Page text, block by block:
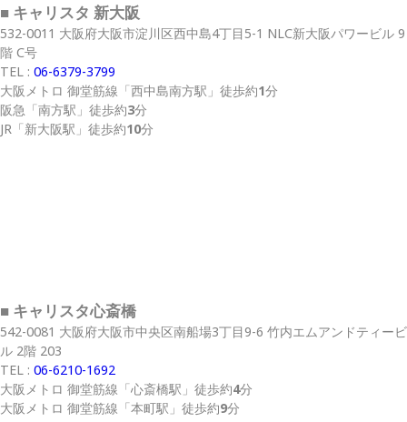
■ キャリスタ 新大阪
532-0011 大阪府大阪市淀川区西中島4丁目5-1 NLC新大阪パワービル 9
階 C号
TEL : 06-6379-3799
大阪メトロ 御堂筋線 「西中島南方駅」 徒歩約1分
阪急 「南方駅」 徒歩約3分
JR 「新大阪駅」 徒歩約10分
■ キャリスタ心斎橋
542-0081 大阪府大阪市中央区南船場3丁目9-6 竹内エムアンドティービ
ル 2階 203
TEL : 06-6210-1692
大阪メトロ 御堂筋線 「心斎橋駅」 徒歩約4分
大阪メトロ 御堂筋線 「本町駅」 徒歩約9分